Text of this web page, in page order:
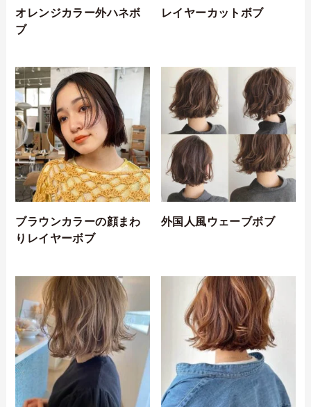
オレンジカラー外ハネボ
ブ
レイヤーカットボブ
ブラウンカラーの顔まわ
りレイヤーボブ
外国人風ウェーブボブ